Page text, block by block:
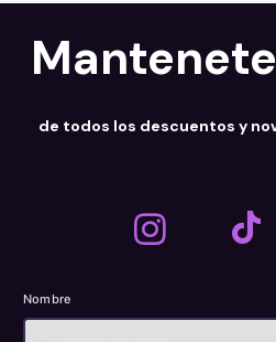
de todos los descuentos y
Nombre